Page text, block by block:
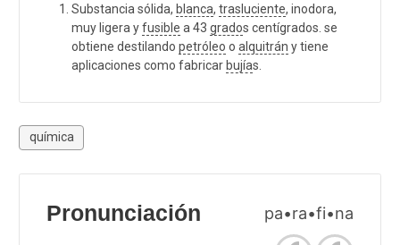
Substancia sólida, blanca, trasluciente, inodora,
muy ligera yfusible a 43 grados centígrados. se
obtiene destilando petróleo o alquitrán y tiene
aplicaciones como fabricar bujías.
química
Pronunciación pa•ra•fi•na